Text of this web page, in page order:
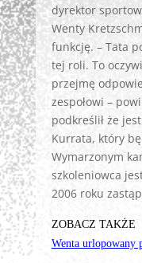
dyrektor
Wenty
funkcję. – Tata
tej roli. To
przejmę
zespołowi –
podkreślił że
Kurrata, który
Wymarzonym
szkoleniowca
2006 roku
ZOBACZ TAKŻE
Wenta urlopowany